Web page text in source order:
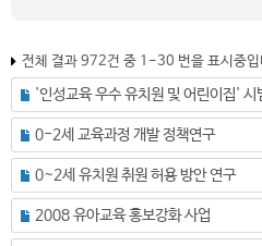
전체 결과 972건 중 1-30 번을 표시중입
0-2세 교육과정 개발 정책연구
0~2세 유치원 취원 허용 방안 연구
2008 유아교육 홍보강화 사업